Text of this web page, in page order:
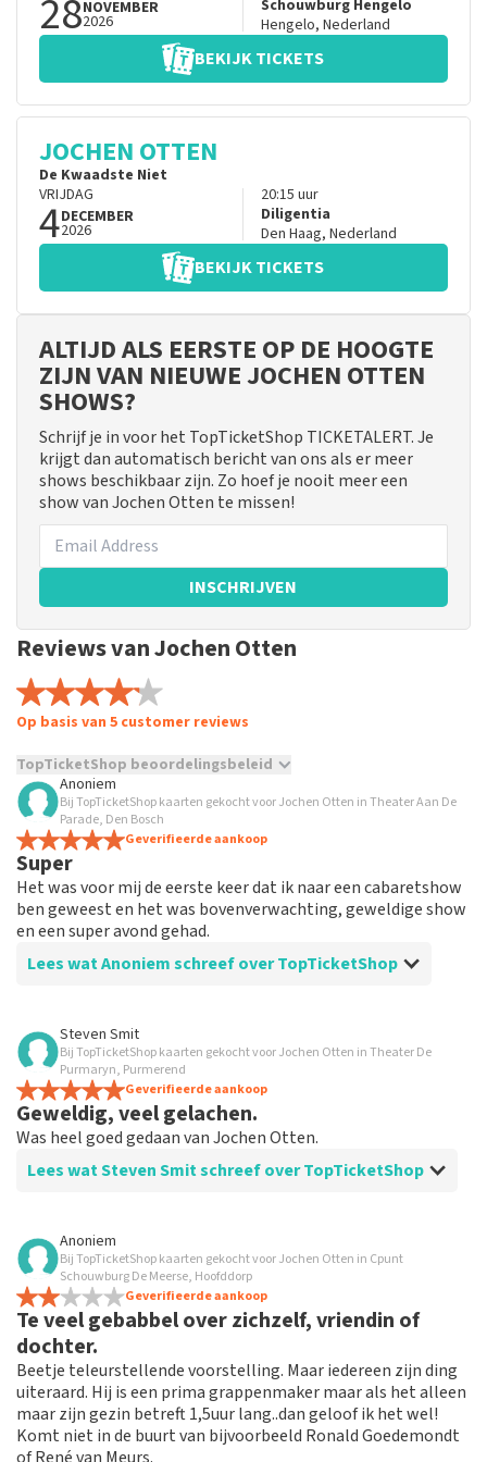
28NOVEMBER
2026
Schouwburg Hengelo
Hengelo, Nederland
BEKIJK TICKETS
JOCHEN OTTEN
De Kwaadste Niet
VRIJDAG
4DECEMBER
2026
20:15 uur
Diligentia
Den Haag, Nederland
BEKIJK TICKETS
ALTIJD ALS EERSTE OP DE HOOGTE
ZIJN VAN NIEUWE JOCHEN OTTEN
SHOWS?
Schrijf je in voor het TopTicketShop TICKETALERT. Je
krijgt dan automatisch bericht van ons als er meer
shows beschikbaar zijn. Zo hoef je nooit meer een
show van Jochen Otten te missen!
INSCHRIJVEN
Reviews van Jochen Otten
Op basis van 5 customer reviews
TopTicketShop beoordelingsbeleid
TopTicketShop verzamelt reviews van echte klanten. Het is
niet mogelijk om een review achter te laten als je geen
tickets hebt aangeschaft bij TopTicketShop. Reviews met
grof taalgebruik en/of onwaarheden worden niet geplaatst.
Het kan enkele weken duren voordat een review wordt
geplaatst.
Anoniem
Bij TopTicketShop kaarten gekocht voor Jochen Otten in Theater Aan De
Parade, Den Bosch
Geverifieerde aankoop
Super
Het was voor mij de eerste keer dat ik naar een cabaretshow
ben geweest en het was bovenverwachting, geweldige show
en een super avond gehad.
Lees wat Anoniem schreef over TopTicketShop
Beoordeling van Anoniem over
Goed
Simpel en snel geregeld.
Steven Smit
Bij TopTicketShop kaarten gekocht voor Jochen Otten in Theater De
Purmaryn, Purmerend
Geverifieerde aankoop
Geweldig, veel gelachen.
Was heel goed gedaan van Jochen Otten.
Lees wat Steven Smit schreef over TopTicketShop
Beoordeling van Steven Smit over
Heel goed!
Anoniem
Bij TopTicketShop kaarten gekocht voor Jochen Otten in Cpunt
Schouwburg De Meerse, Hoofddorp
Geverifieerde aankoop
Te veel gebabbel over zichzelf, vriendin of
dochter.
Beetje teleurstellende voorstelling. Maar iedereen zijn ding
uiteraard. Hij is een prima grappenmaker maar als het alleen
maar zijn gezin betreft 1,5uur lang..dan geloof ik het wel!
Komt niet in de buurt van bijvoorbeeld Ronald Goedemondt